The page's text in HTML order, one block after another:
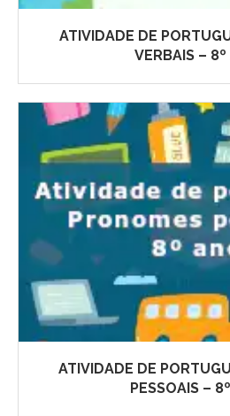
ATIVIDADE DE
VERBAIS – 8º
ATIVIDADE DE
PESSOAIS –